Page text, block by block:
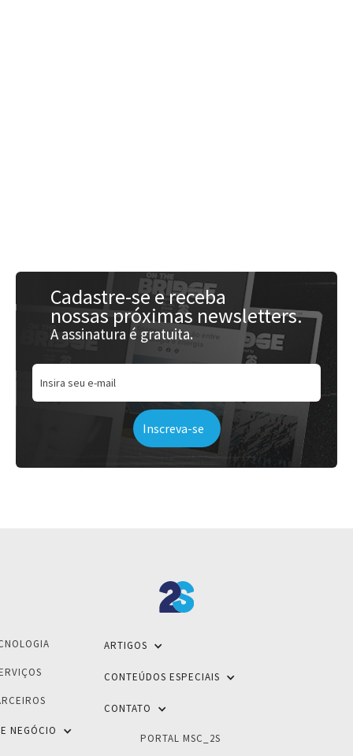
Cadastre-se e receba
nossas próximas newsletters.
A assinatura é gratuita.
NEGÓCIO
ARTIGOS
CONTEÚDOS ESPECIAIS
CONTATO
PORTAL MSC_2S